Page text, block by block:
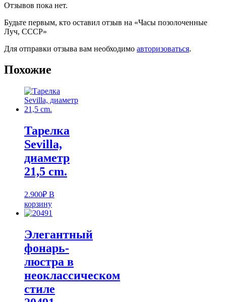
Отзывов пока нет.
Будьте первым, кто оставил отзыв на «Часы позолоченные
Луч, СССР»
Для отправки отзыва вам необходимо авторизоваться.
Похожие
Тарелка
Sevilla,
диаметр
21,5 cm.
2.900₽ В
корзину
Элегантный
фонарь-
люстра в
неоклассическом
стиле